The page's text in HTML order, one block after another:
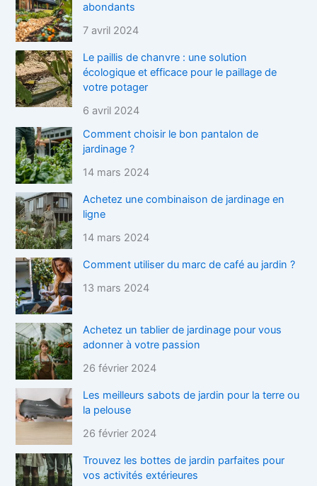
abondants
7 avril 2024
Le paillis de chanvre : une solution
écologique et efficace pour le paillage de
votre potager
6 avril 2024
Comment choisir le bon pantalon de
jardinage ?
14 mars 2024
Achetez une combinaison de jardinage en
ligne
14 mars 2024
Comment utiliser du marc de café au jardin ?
13 mars 2024
Achetez un tablier de jardinage pour vous
adonner à votre passion
26 février 2024
Les meilleurs sabots de jardin pour la terre ou
la pelouse
26 février 2024
Trouvez les bottes de jardin parfaites pour
vos activités extérieures